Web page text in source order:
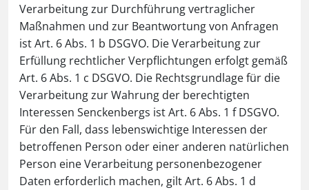
Verarbeitung zur Durchführung vertraglicher
Maßnahmen und zur Beantwortung von Anfragen
ist Art. 6 Abs. 1 b DSGVO. Die Verarbeitung zur
Erfüllung rechtlicher Verpflichtungen erfolgt gemäß
Art. 6 Abs. 1 c DSGVO. Die Rechtsgrundlage für die
Verarbeitung zur Wahrung der berechtigten
Interessen Senckenbergs ist Art. 6 Abs. 1 f DSGVO.
Für den Fall, dass lebenswichtige Interessen der
betroffenen Person oder einer anderen natürlichen
Person eine Verarbeitung personenbezogener
Daten erforderlich machen, gilt Art. 6 Abs. 1 d